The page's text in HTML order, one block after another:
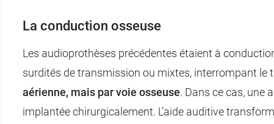
La conduction osseuse
Les audioprothèses précédentes étaient à
surdités de transmission ou mixtes, interrompant le
aérienne, mais par voie osseuse. Dans ce cas, une
implantée chirurgicalement. L’aide auditive